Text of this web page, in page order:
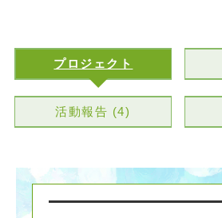
プロジェクト
活動報告 (4)